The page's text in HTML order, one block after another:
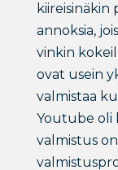
kiireisinäkin
annoksia,
vinkin
ovat usein
valmistaa
Youtube oli
valmistus